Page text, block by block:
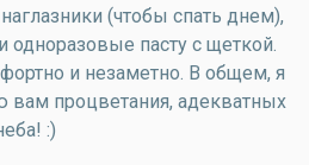
(чтобы спать днем),
одноразовые пасту с щеткой.
и незаметно. В общем, я
вам процветания, адекватных
:)